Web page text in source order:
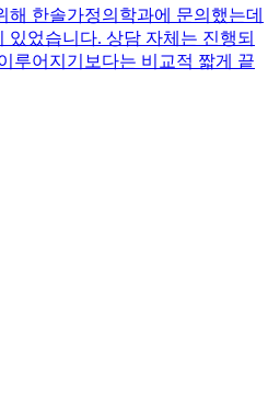
의원, 감기에는 여기만한 곳
가서 진료보고 오면 빨리 좋아
사 및 원장선생님 모두 친절하